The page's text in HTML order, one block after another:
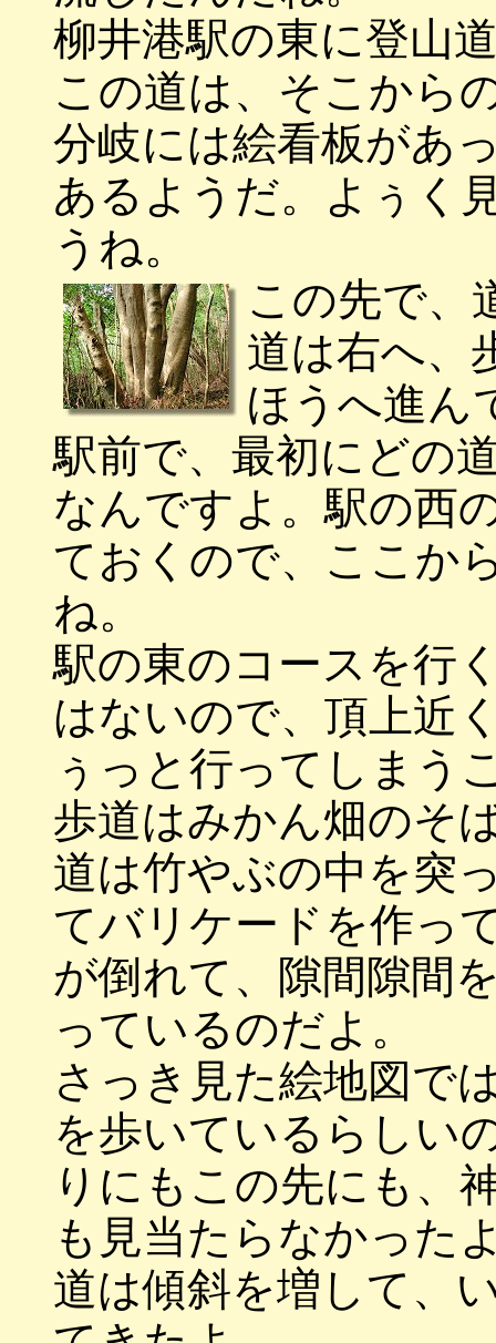
柳井港駅の東に登山
この道は、そこから
分岐には絵看板があ
あるようだ。よぅく
うね。
この先で、
道は右へ、
ほうへ進ん
駅前で、最初にどの
なんですよ。駅の西
ておくので、ここか
ね。
駅の東のコースを行
はないので、頂上近
ぅっと行ってしまう
歩道はみかん畑のそ
道は竹やぶの中を突
てバリケードを作っ
が倒れて、隙間隙間
っているのだよ。
さっき見た絵地図で
を歩いているらしい
りにもこの先にも、
も見当たらなかった
道は傾斜を増して、